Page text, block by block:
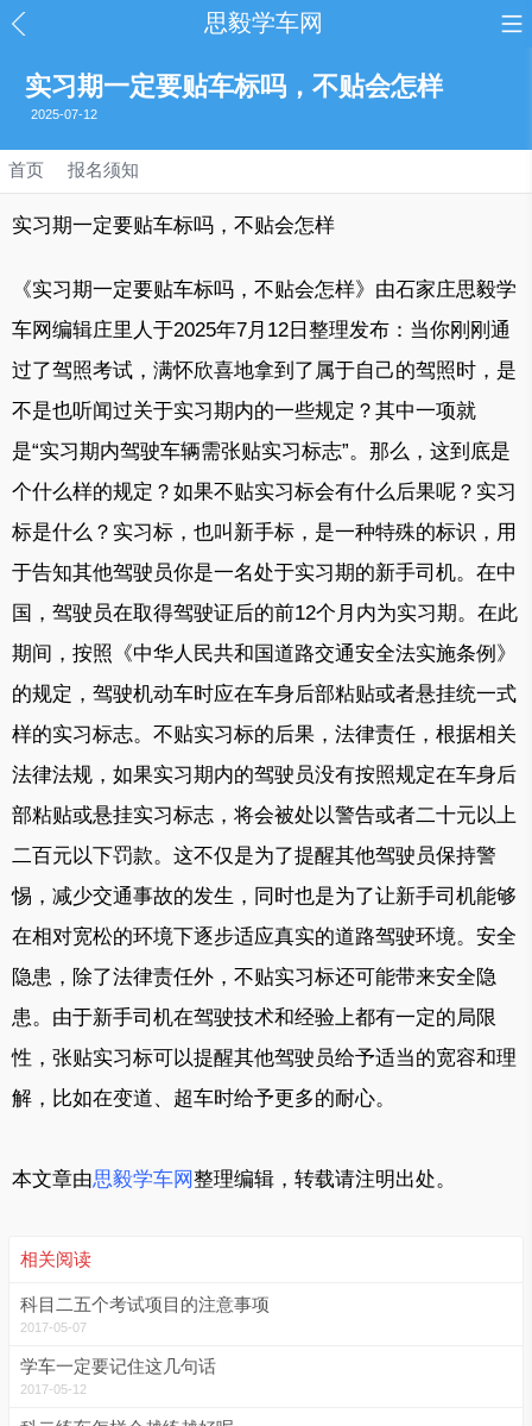
思毅学车网
实习期一定要贴车标吗，不贴会怎样
2025-07-12
首页 报名须知
实习期一定要贴车标吗，不贴会怎样
《实习期一定要贴车标吗，不贴会怎样》由石家庄思毅学
车网编辑庄里人于2025年7月12日整理发布：当你刚刚通
过了驾照考试，满怀欣喜地拿到了属于自己的驾照时，是
不是也听闻过关于实习期内的一些规定？其中一项就
是“实习期内驾驶车辆需张贴实习标志”。那么，这到底是
个什么样的规定？如果不贴实习标会有什么后果呢？实习
标是什么？实习标，也叫新手标，是一种特殊的标识，用
于告知其他驾驶员你是一名处于实习期的新手司机。在中
国，驾驶员在取得驾驶证后的前12个月内为实习期。在此
期间，按照《中华人民共和国道路交通安全法实施条例》
的规定，驾驶机动车时应在车身后部粘贴或者悬挂统一式
样的实习标志。不贴实习标的后果，法律责任，根据相关
法律法规，如果实习期内的驾驶员没有按照规定在车身后
部粘贴或悬挂实习标志，将会被处以警告或者二十元以上
二百元以下罚款。这不仅是为了提醒其他驾驶员保持警
惕，减少交通事故的发生，同时也是为了让新手司机能够
在相对宽松的环境下逐步适应真实的道路驾驶环境。安全
隐患，除了法律责任外，不贴实习标还可能带来安全隐
患。由于新手司机在驾驶技术和经验上都有一定的局限
性，张贴实习标可以提醒其他驾驶员给予适当的宽容和理
解，比如在变道、超车时给予更多的耐心。
本文章由思毅学车网整理编辑，转载请注明出处。
相关阅读
科目二五个考试项目的注意事项
2017-05-07
学车一定要记住这几句话
2017-05-12